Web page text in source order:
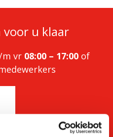
voor u klaar
m vr 08:00 – 17:00 of